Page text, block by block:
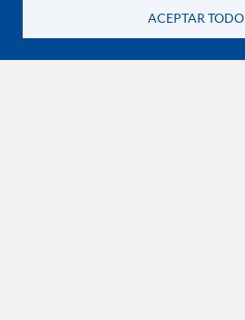
ACEPTAR TODO
Política de protección de datos personales